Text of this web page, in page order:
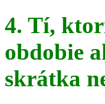
4. Tí,
obdobie
skrátka